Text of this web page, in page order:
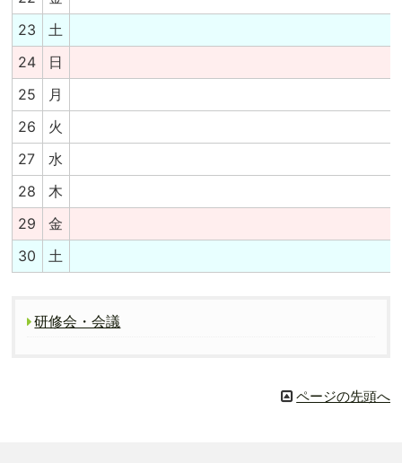
23
土
24
日
25
月
26
火
27
水
28
木
29
金
30
土
研修会・会議
ページの先頭へ